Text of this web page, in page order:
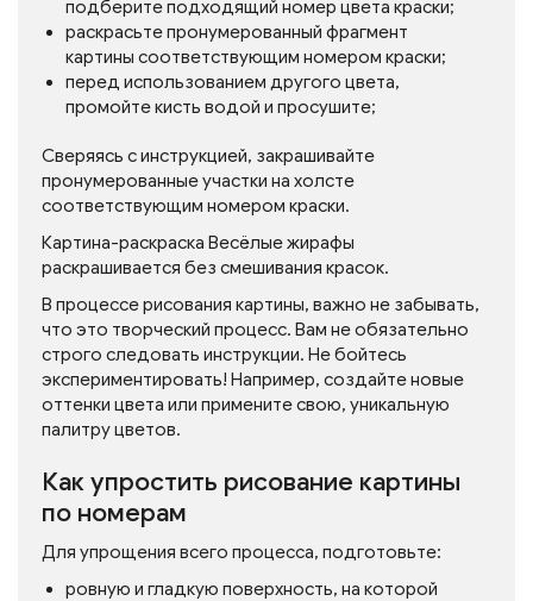
подберите подходящий номер цвета краски;
раскрасьте пронумерованный фрагмент
картины соответствующим номером краски;
перед использованием другого цвета,
промойте кисть водой и просушите;
Сверяясь с инструкцией, закрашивайте
пронумерованные участки на холсте
соответствующим номером краски.
Картина-раскраска Весёлые жирафы
раскрашивается без смешивания красок.
В процессе рисования картины, важно не забывать,
что это творческий процесс. Вам не обязательно
строго следовать инструкции. Не бойтесь
экспериментировать! Например, создайте новые
оттенки цвета или примените свою, уникальную
палитру цветов.
Как упростить рисование картины
по номерам
Для упрощения всего процесса, подготовьте:
ровную и гладкую поверхность, на которой